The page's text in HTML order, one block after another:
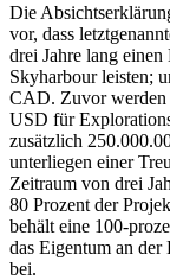
Die
vor, dass
drei Jahre lang
Skyharbour leisten;
CAD. Zuvor werden
USD für
zusätzlich
unterliegen einer
Zeitraum von drei
80 Prozent der
behält eine 100-
das Eigentum an
bei.